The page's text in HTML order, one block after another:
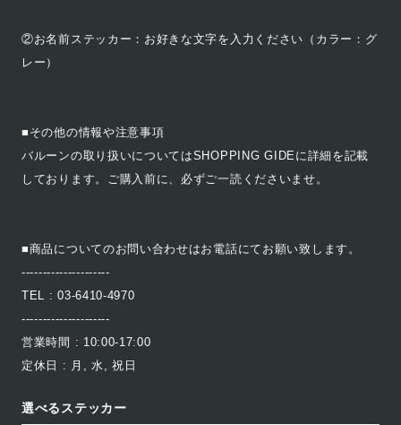
②お名前ステッカー：お好きな文字を入力ください（カラー：グ
レー）
■その他の情報や注意事項
バルーンの取り扱いについてはSHOPPING GIDEに詳細を記載
しております。ご購入前に、必ずご一読くださいませ。
■商品についてのお問い合わせはお電話にてお願い致します。
---------------------
TEL : 03-6410-4970
---------------------
営業時間 : 10:00-17:00
定休日 : 月, 水, 祝日
選べるステッカー